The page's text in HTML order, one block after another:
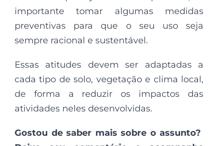
importante tomar algumas medidas
preventivas para que o seu uso seja
sempre racional e sustentável.
Essas atitudes devem ser adaptadas a
cada tipo de solo, vegetação e clima local,
de forma a reduzir os impactos das
atividades neles desenvolvidas.
Gostou de saber mais sobre o assunto?